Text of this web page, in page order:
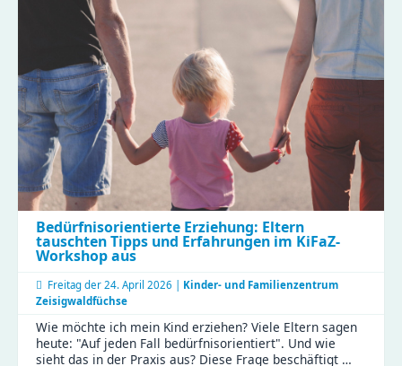
Bedürfnisorientierte Erziehung: Eltern
tauschten Tipps und Erfahrungen im KiFaZ-
Workshop aus
Freitag der 24. April 2026 | Kinder- und Familienzentrum
Zeisigwaldfüchse
Wie möchte ich mein Kind erziehen? Viele Eltern sagen
heute: "Auf jeden Fall bedürfnisorientiert". Und wie
sieht das in der Praxis aus? Diese Frage beschäftigt …